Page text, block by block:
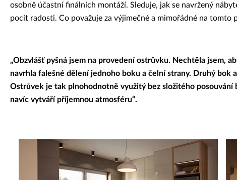
osobně účastní finálních montáží. Sleduje, jak se navržený
pocit radosti. Co považuje za výjimečné a mimořádné na tomto
„Obzvlášť pyšná jsem na provedení ostrůvku. Nechtěla jsem,
navrhla falešné dělení jednoho boku a čelní strany. Druhý
Ostrůvek je tak plnohodnotně využitý bez složitého
navíc vytváří příjemnou atmosféru“.